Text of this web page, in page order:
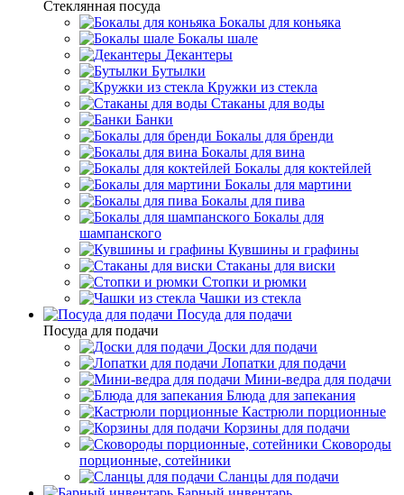
Стеклянная посуда
Бокалы для коньяка
Бокалы шале
Декантеры
Бутылки
Кружки из стекла
Стаканы для воды
Банки
Бокалы для бренди
Бокалы для вина
Бокалы для коктейлей
Бокалы для мартини
Бокалы для пива
Бокалы для
шампанского
Кувшины и графины
Стаканы для виски
Стопки и рюмки
Чашки из стекла
Посуда для подачи
Посуда для подачи
Доски для подачи
Лопатки для подачи
Мини-ведра для подачи
Блюда для запекания
Кастрюли порционные
Корзины для подачи
Сковороды
порционные, сотейники
Сланцы для подачи